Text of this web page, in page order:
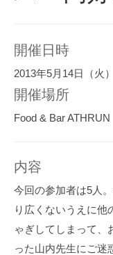
スタッフ
お問い合せ
開催日時
2013年5月14日（火
開催場所
Food & Bar ATHRUN
内容
今回の参加者は5人
り広くないうえに他
ゃぎしてしまって、
った山内先生にご迷